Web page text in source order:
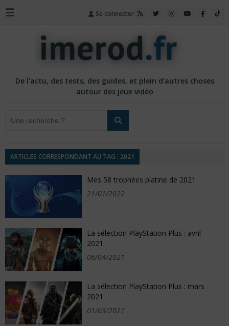
☰ Se connecter
De l'actu, des tests, des guides, et plein d'autres choses
autour des jeux vidéo
ARTICLES CORRESPONDANT AU TAG : 2021
Mes 58 trophées platine de 2021
21/01/2022
La sélection PlayStation Plus : avril
2021
06/04/2021
La sélection PlayStation Plus : mars
2021
01/03/2021